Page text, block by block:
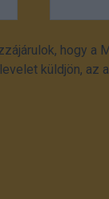
hogy a
küldjön, az